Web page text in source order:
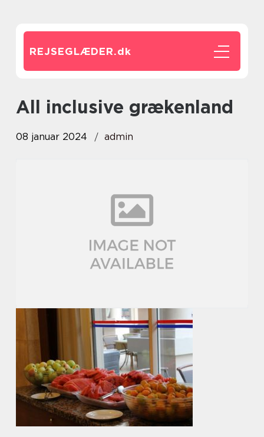
REJSEGLÆDER.dk
all inclusive grækenland
08 januar 2024 admin